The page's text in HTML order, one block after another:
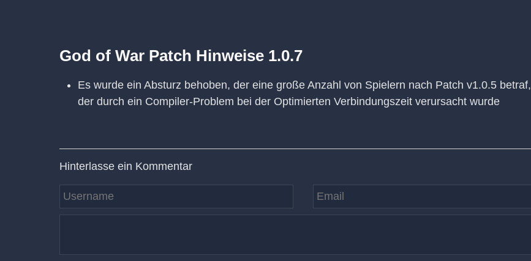
God of War Patch Hinweise 1.0.7
Es wurde ein Absturz behoben, der eine große Anzahl von Spielern nach Patch v1.0.5 betraf,
der durch ein Compiler-Problem bei der Optimierten Verbindungszeit verursacht wurde
Hinterlasse ein Kommentar